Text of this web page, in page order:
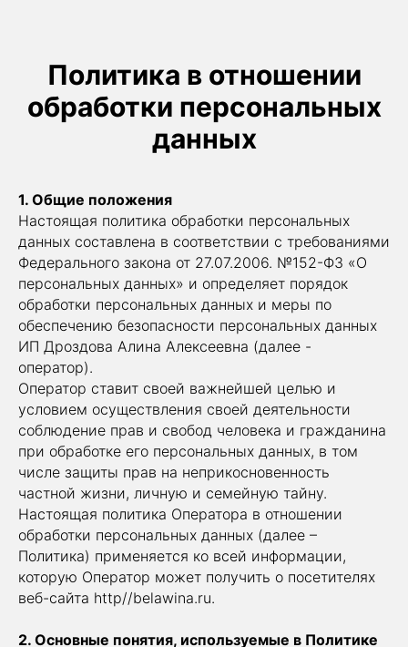
Политика в отношении
обработки персональных
данных
1. Общие положения
Настоящая политика обработки персональных
данных составлена в соответствии с требованиями
Федерального закона от 27.07.2006. №152-ФЗ «О
персональных данных» и определяет порядок
обработки персональных данных и меры по
обеспечению безопасности персональных данных
ИП Дроздова Алина Алексеевна (далее -
оператор).
Оператор ставит своей важнейшей целью и
условием осуществления своей деятельности
соблюдение прав и свобод человека и гражданина
при обработке его персональных данных, в том
числе защиты прав на неприкосновенность
частной жизни, личную и семейную тайну.
Настоящая политика Оператора в отношении
обработки персональных данных (далее –
Политика) применяется ко всей информации,
которую Оператор может получить о посетителях
веб-сайта http//belawina.ru.
2. Основные понятия, используемые в Политике